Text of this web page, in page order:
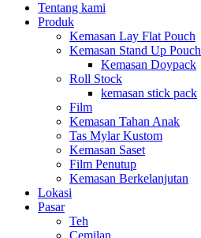
Tentang kami
Produk
Kemasan Lay Flat Pouch
Kemasan Stand Up Pouch
Kemasan Doypack
Roll Stock
kemasan stick pack
Film
Kemasan Tahan Anak
Tas Mylar Kustom
Kemasan Saset
Film Penutup
Kemasan Berkelanjutan
Lokasi
Pasar
Teh